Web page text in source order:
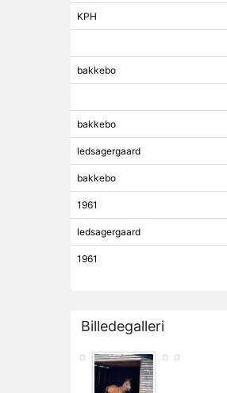
KPH
bakkebo
bakkebo
ledsagergaard
bakkebo
1961
ledsagergaard
1961
Billedegalleri